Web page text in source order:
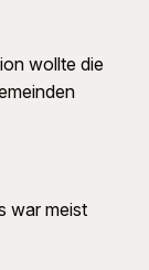
wollte die
war meist